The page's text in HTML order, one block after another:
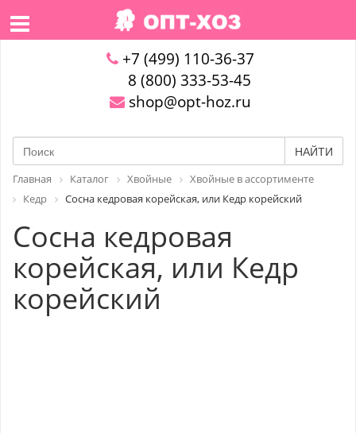
+7 (499) 110-36-37
8 (800) 333-53-45
shop@opt-hoz.ru
НАЙТИ
Главная Каталог Хвойные
Хвойные в ассортименте
Кедр
Сосна кедровая корейская, или Кедр корейский
Сосна кедровая
корейская, или Кедр
корейский